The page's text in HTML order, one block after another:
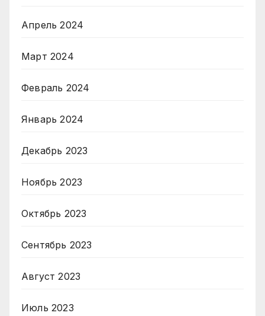
Апрель 2024
Март 2024
Февраль 2024
Январь 2024
Декабрь 2023
Ноябрь 2023
Октябрь 2023
Сентябрь 2023
Август 2023
Июль 2023